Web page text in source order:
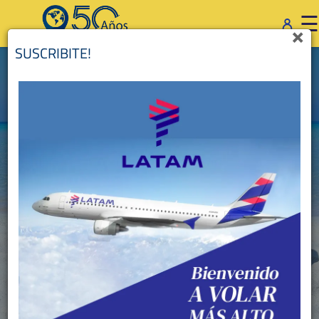
☰
×
Equipaje de bodega
Adultos: 1 Niños: 0
×
SUSCRIBITE!